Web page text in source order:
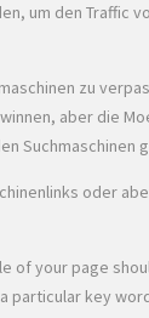
den Traffic
zu
aber
oder
your page
particular key